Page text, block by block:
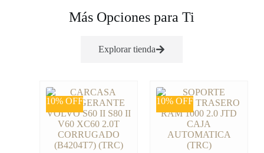
Más Opciones para Ti
Explorar tienda
10% OFF 10% OFF